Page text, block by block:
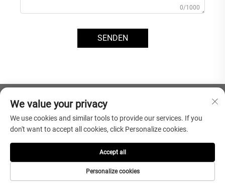
0/1000
SENDEN
We value your privacy
We use cookies and similar tools to provide our services. If you
don't want to accept all cookies, click Personalize cookies.
Personalize cookies
Accept all